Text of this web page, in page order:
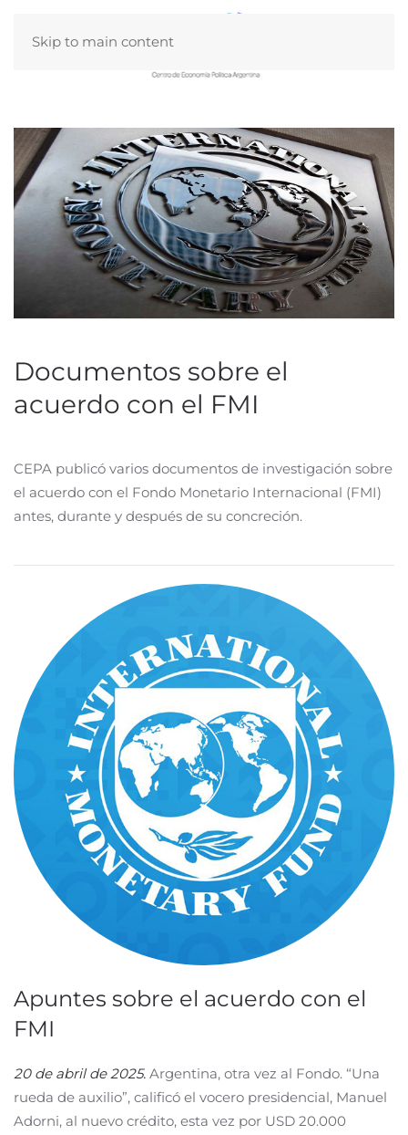
Skip to main content
Documentos sobre el
acuerdo con el FMI
CEPA publicó varios documentos de investigación sobre
el acuerdo con el Fondo Monetario Internacional (FMI)
antes, durante y después de su concreción.
Apuntes sobre el acuerdo con el
FMI
20 de abril de 2025. Argentina, otra vez al Fondo. “Una
rueda de auxilio”, calificó el vocero presidencial, Manuel
Adorni, al nuevo crédito, esta vez por USD 20.000